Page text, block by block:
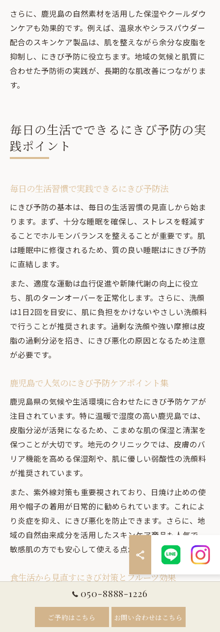
さらに、鹿児島の自然素材を活用した保湿やクールダウ
ンケアも効果的です。例えば、温泉水やシラスパウダー
配合のスキンケア製品は、肌を整えながら余分な皮脂を
抑制し、にきび予防に役立ちます。地域の気候と肌質に
合わせた予防術の実践が、長期的な肌改善につながりま
す。
毎日の生活でできるにきび予防の実
践ポイント
毎日の生活習慣で実践できるにきび予防法
にきび予防の基本は、毎日の生活習慣の見直しから始ま
ります。まず、十分な睡眠を確保し、ストレスを軽減す
ることでホルモンバランスを整えることが重要です。肌
は睡眠中に修復されるため、質の良い睡眠はにきび予防
に直結します。
また、適度な運動は血行促進や新陳代謝の向上に役立
ち、肌のターンオーバーを正常化します。さらに、洗顔
は1日2回を目安に、肌に負担をかけないやさしい洗顔料
で行うことが推奨されます。過剰な洗顔や強い摩擦は皮
脂の過剰分泌を招き、にきび悪化の原因となるため注意
が必要です。
鹿児島で人気のにきび予防ケアポイント集
鹿児島県の気候や生活環境に合わせたにきび予防ケアが
注目されています。特に温暖で湿度の高い鹿児島では、
皮脂分泌が活発になるため、こまめな肌の保湿と清潔を
保つことが大切です。地元のクリニックでは、皮膚のバ
リア機能を高める保湿剤や、肌に優しい弱酸性の洗顔料
が推奨されています。
また、紫外線対策も重要視されており、日焼け止めの使
用や帽子の着用が日常的に勧められています。これによ
り炎症を抑え、にきび悪化を防止できます。さらに、地
域の自然由来成分を活用したスキンケア商品も人気で、
敏感肌の方でも安心して使える点が評価されています。
食生活から見直すにきび対策とフルーツ効果
にきび対策には食生活の改善が欠かせません。特に鹿児
島県では、地元産の新鮮な野菜や果物を取り入れること
で、肌の健康を促進する栄養素を効率的に摂取できま
050-8888-1226
ご予約はこちら お問い合わせはこちら